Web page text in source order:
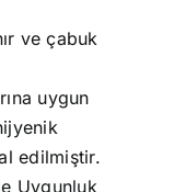
ve çabuk
uygun
edilmiştir.
Uygunluk